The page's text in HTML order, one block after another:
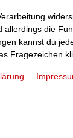
allerdings die
kannst du
Fragezeichen